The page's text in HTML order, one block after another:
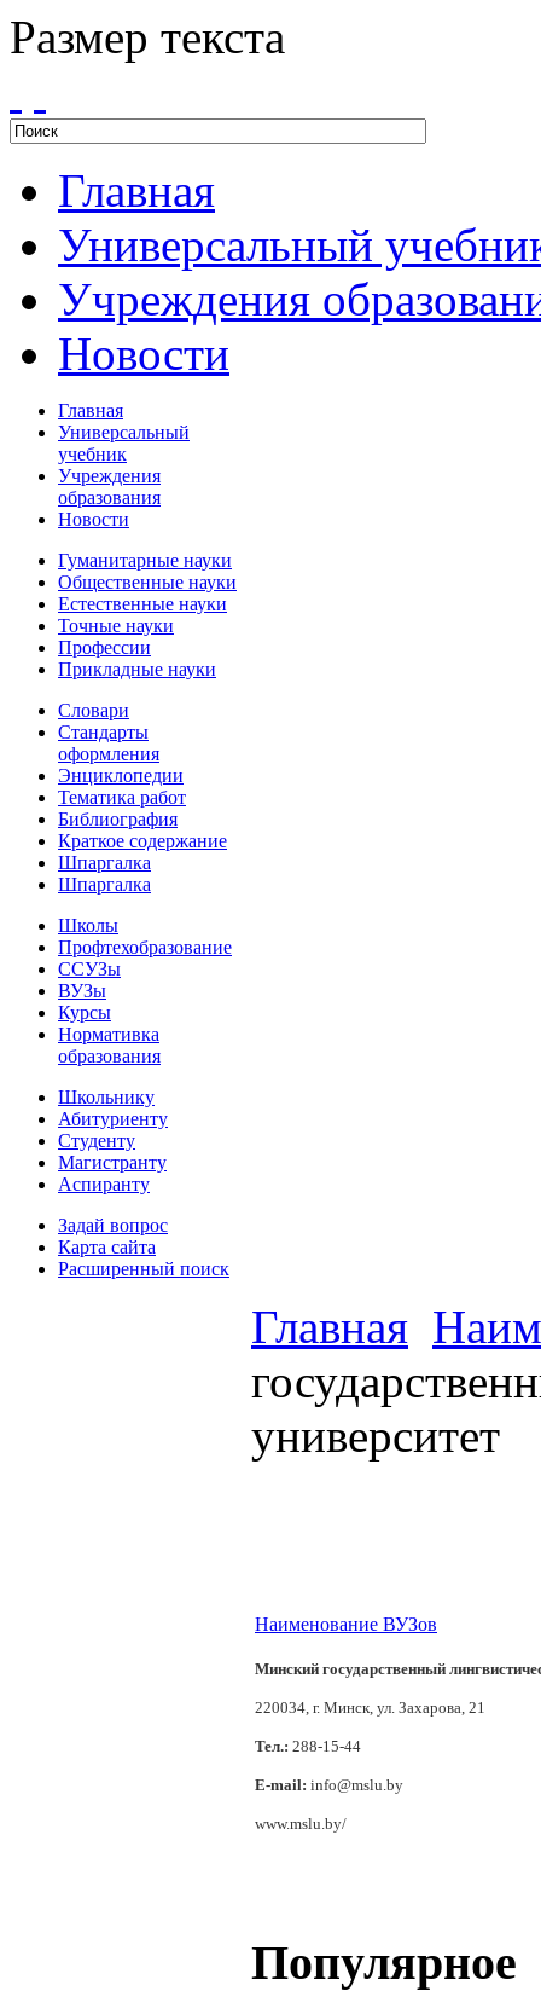
Размер текста
Главная
Универсальный
Учреждения
Новости
Главная
Универсальный
учебник
Учреждения
образования
Новости
Гуманитарные науки
Общественные науки
Естественные науки
Точные науки
Профессии
Прикладные науки
Словари
Стандарты
оформления
Энциклопедии
Тематика работ
Библиография
Краткое содержание
Шпаргалка
Шпаргалка
Школы
Профтехобразование
ССУЗы
ВУЗы
Курсы
Нормативка
образования
Школьнику
Абитуриенту
Студенту
Магистранту
Аспиранту
Задай вопрос
Карта сайта
Расширенный поиск
Главная
университет
Наименование ВУЗов
Минский государственный
220034, г. Минск, ул. Захарова, 21
Тел.: 288-15-44
E-mail: info@mslu.by
www.mslu.by/
Популярное